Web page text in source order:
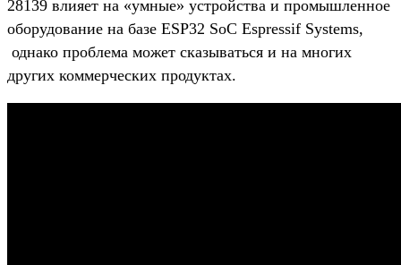
28139 влияет на «умные» устройства и промышленное
оборудование на базе ESP32 SoC Espressif Systems,
однако проблема может сказываться и на многих
других коммерческих продуктах.